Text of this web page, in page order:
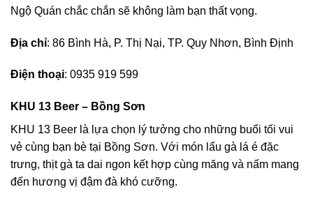
Ngộ Quán chắc chắn sẽ không làm bạn thất vọng.
Địa chỉ: 86 Bình Hà, P. Thị Nại, TP. Quy Nhơn, Bình Định
Điện thoại: 0935 919 599
KHU 13 Beer – Bồng Sơn
KHU 13 Beer là lựa chọn lý tưởng cho những buổi tối vui
vẻ cùng bạn bè tại Bồng Sơn. Với món lẩu gà lá é đặc
trưng, thịt gà ta dai ngon kết hợp cùng măng và nấm mang
đến hương vị đậm đà khó cưỡng.